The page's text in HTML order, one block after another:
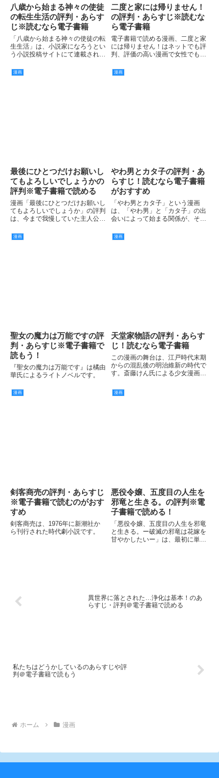
八歳から始まる神々の使徒
の転生生活の評判・あらす
じ※読むなら電子書籍
「八歳から始まる神々の使徒の転
生生活」は、小説家になろうとい
う小説投稿サイトにて連載されて
す。
二度と家には帰りません！
の評判・あらすじ※読むな
ら電子書籍
電子書籍で読める漫画、二度と家
には帰りません！はネットでも評
判、評価の高い漫画で女性でも男
す。
漫画
最後にひとつだけお願いし
てもよろしいでしょうかの
評判※電子書籍で読める
漫画「最後にひとつだけお願いし
てもよろしいでしょうか」の評判
は、今まで我慢していた主人公の
する姿がすっきりするという意見
が多くなっています。
漫画
やわ男とカタ子の評判・あ
らすじ！読むなら電子書籍
がおすすめ
「やわ男とカタ子」という漫画
は、「やわ男」と「カタ子」の出
会いによって始まる関係が、その
うことが気になるストーリーにな
っています。
漫画
聖女の魔力は万能ですの評
判・あらすじ※電子書籍で
読もう！
『聖女の魔力は万能です』は橘由
華氏によるライトノベルです。
漫画
天堂家物語の評判・あらす
じ！読むなら電子書籍
この漫画の舞台は、江戸時代末期
からの混乱後の明治維新の時代で
す。斎藤けん氏による少女漫画
す。
漫画
剣客商売の評判・あらすじ
※電子書籍で読むのがおす
すめ
剣客商売は、1976年に新潮社か
ら刊行された時代劇小説です。
漫画
悪役令嬢、五度目の人生を
邪竜と生きる。の評判※電
子書籍で読める！
「悪役令嬢、五度目の人生を邪竜
と生きる。ー破滅の邪竜は花嫁を
甘やかしたいー」は、最初に単行
異世界に落とされた…浄化は基本！のあ
らすじ・評判＠電子書籍で読める
私たちはどうかしているのあらすじや評
判＠電子書籍で読もう
ホーム 漫画